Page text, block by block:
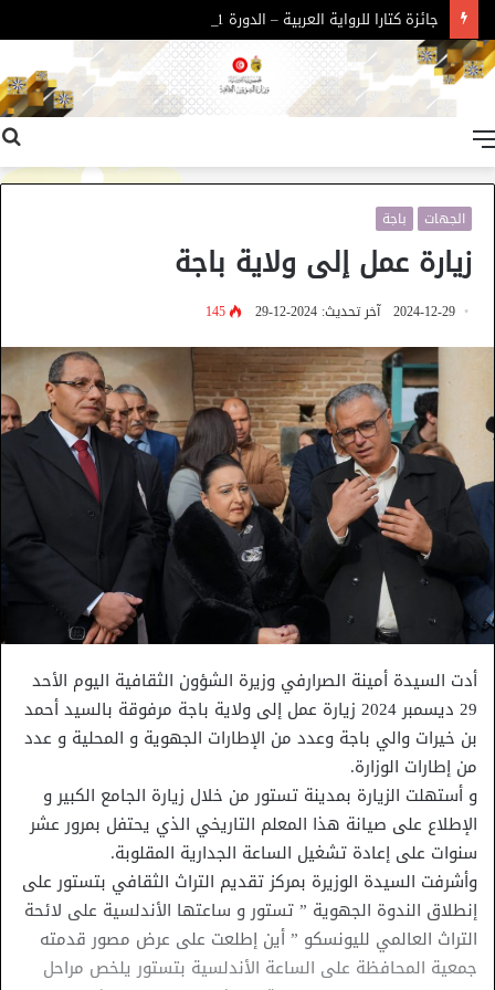
جائزة كتارا للرواية العربية – الدورة 11
الجهات باجة
زيارة عمل إلى ولاية باجة
2024-12-29 آخر تحديث: 2024-12-29 145
أدت السيدة أمينة الصرارفي وزيرة الشؤون الثقافية اليوم الأحد
29 ديسمبر 2024 زيارة عمل إلى ولاية باجة مرفوقة بالسيد أحمد
بن خيرات والي باجة وعدد من الإطارات الجهوية و المحلية و عدد
من إطارات الوزارة.
و أستهلت الزيارة بمدينة تستور من خلال زيارة الجامع الكبير و
الإطلاع على صيانة هذا المعلم التاريخي الذي يحتفل بمرور عشر
سنوات على إعادة تشغيل الساعة الجدارية المقلوبة.
وأشرفت السيدة الوزيرة بمركز تقديم التراث الثقافي بتستور على
إنطلاق الندوة الجهوية ” تستور و ساعتها الأندلسية على لائحة
التراث العالمي لليونسكو ” أين إطلعت على عرض مصور قدمته
جمعية المحافظة على الساعة الأندلسية بتستور يلخص مراحل